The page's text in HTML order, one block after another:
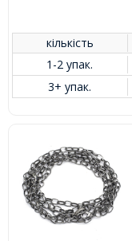
кількість
1-2 упак.
3+ упак.